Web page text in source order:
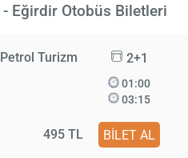
- Eğirdir Otobüs Biletleri
Turizm 2+1
01:00
03:15
495 TL BİLET AL